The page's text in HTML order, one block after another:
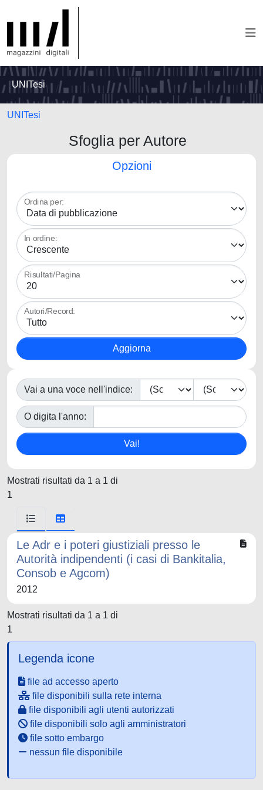
UNITesi
UNITesi
Sfoglia per Autore
Opzioni
Ordina per:
In ordine:
Risultati/Pagina
Autori/Record:
Vai a una voce nell'indice:
O digita l'anno:
Mostrati risultati da 1 a 1 di
1
Le Adr e i poteri giustiziali presso le
Autorità indipendenti (i casi di Bankitalia,
Consob e Agcom)
2012
Mostrati risultati da 1 a 1 di
1
Legenda icone
file ad accesso aperto
file disponibili sulla rete interna
file disponibili agli utenti autorizzati
file disponibili solo agli amministratori
file sotto embargo
nessun file disponibile